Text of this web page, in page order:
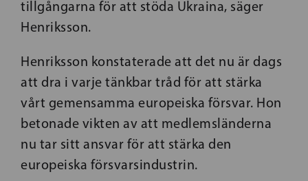
tillgångarna för att stöda Ukraina, säger
Henriksson.
Henriksson konstaterade att det nu är dags
att dra i varje tänkbar tråd för att stärka
vårt gemensamma europeiska försvar. Hon
betonade vikten av att medlemsländerna
nu tar sitt ansvar för att stärka den
europeiska försvarsindustrin.